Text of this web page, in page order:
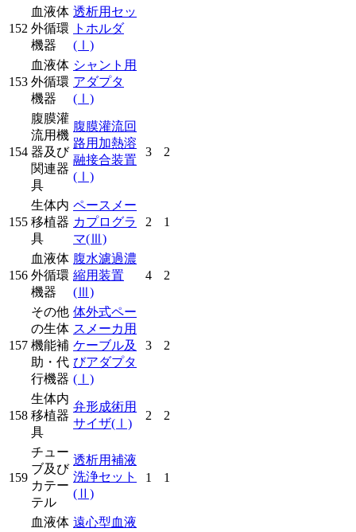
152
血液体
外循環
機器
透析用セッ
トホルダ
(Ⅰ)
153
血液体
外循環
機器
シャント用
アダプタ
(Ⅰ)
154
腹膜灌
流用機
器及び
関連器
具
腹膜灌流回
路用加熱溶
融接合装置
(Ⅰ)
3 2
155
生体内
移植器
具
ペースメー
カプログラ
マ(Ⅲ)
2 1
156
血液体
外循環
機器
腹水濾過濃
縮用装置
(Ⅲ)
4 2
157
その他
の生体
機能補
助・代
行機器
体外式ペー
スメーカ用
ケーブル及
びアダプタ
(Ⅰ)
3 2
158
生体内
移植器
具
弁形成術用
サイザ(Ⅰ)
2 2
159
チュー
ブ及び
カテー
テル
透析用補液
洗浄セット
(Ⅱ)
1 1
血液体 遠心型血液